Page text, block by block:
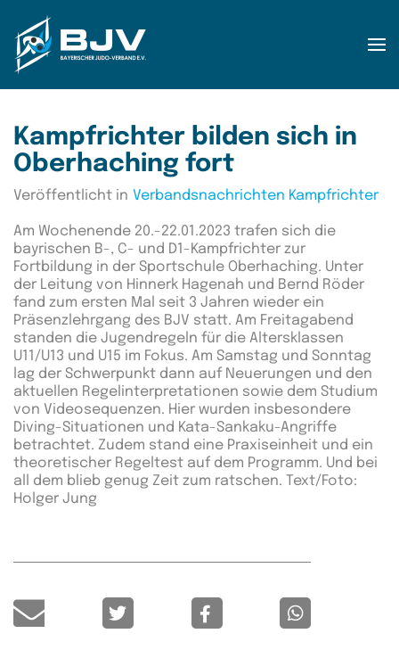
Zum Hauptinhalt springen
Kampfrichter bilden sich in
Oberhaching fort
Veröffentlicht in Verbandsnachrichten Kampfrichter
Am Wochenende 20.-22.01.2023 trafen sich die
bayrischen B-, C- und D1-Kampfrichter zur
Fortbildung in der Sportschule Oberhaching. Unter
der Leitung von Hinnerk Hagenah und Bernd Röder
fand zum ersten Mal seit 3 Jahren wieder ein
Präsenzlehrgang des BJV statt. Am Freitagabend
standen die Jugendregeln für die Altersklassen
U11/U13 und U15 im Fokus. Am Samstag und Sonntag
lag der Schwerpunkt dann auf Neuerungen und den
aktuellen Regelinterpretationen sowie dem Studium
von Videosequenzen. Hier wurden insbesondere
Diving-Situationen und Kata-Sankaku-Angriffe
betrachtet. Zudem stand eine Praxiseinheit und ein
theoretischer Regeltest auf dem Programm. Und bei
all dem blieb genug Zeit zum ratschen. Text/Foto:
Holger Jung